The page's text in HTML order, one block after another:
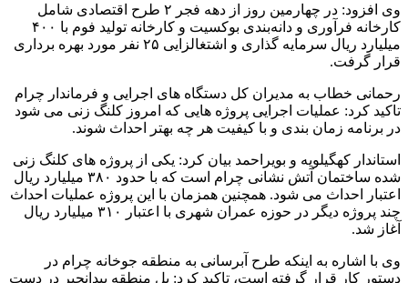
وی افزود: در چهارمین روز از دهه فجر ۲ طرح اقتصادی شامل
کارخانه فرآوری و دانه‌بندی بوکسیت و کارخانه تولید فوم با ۴۰۰
میلیارد ریال سرمایه گذاری و اشتغالزایی ۲۵ نفر مورد بهره برداری
قرار گرفت.
رحمانی خطاب به مدیران کل دستگاه های اجرایی و فرماندار چرام
تاکید کرد: عملیات اجرایی پروژه هایی که امروز کلنگ زنی می شود
در برنامه زمان بندی و با کیفیت هر چه بهتر احداث شوند.
استاندار کهگیلویه و بویراحمد بیان کرد: یکی از پروژه های کلنگ زنی
شده ساختمان آتش نشانی چرام است که با حدود ۳۸۰ میلیارد ریال
اعتبار احداث می شود. همچنین همزمان با این پروژه عملیات احداث
چند پروژه دیگر در حوزه عمران شهری با اعتبار ۳۱۰ میلیارد ریال
آغاز شد.
وی با اشاره به اینکه طرح آبرسانی به منطقه جوخانه چرام در
دستور کار قرار گرفته است، تاکید کرد: پل منطقه بیدانجیر در دست